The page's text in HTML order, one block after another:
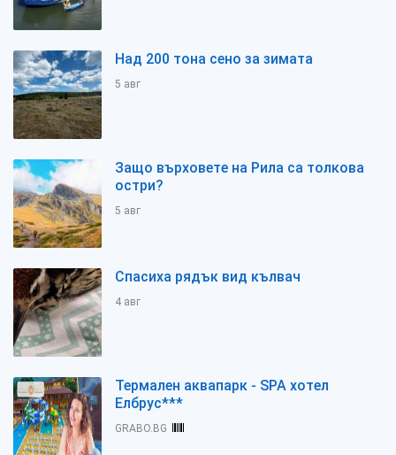
Над 200 тона сено за зимата
5 авг
Защо върховете на Рила са толкова
остри?
5 авг
Спасиха рядък вид кълвач
4 авг
Термален аквапарк - SPA хотел
Елбрус***
GRABO.BG